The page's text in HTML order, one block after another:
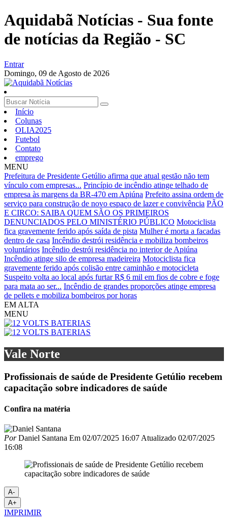
Aquidabã Notícias - Sua fonte
de notícias da Região - SC
Entrar
Domingo, 09 de Agosto de 2026
Início
Colunas
OLIA2025
Futebol
Contato
emprego
MENU
Prefeitura de Presidente Getúlio afirma que atual gestão não tem
vínculo com empresas... Princípio de incêndio atinge telhado de
empresa às margens da BR-470 em Apiúna Prefeito assina ordem de
serviço para construção de novo espaço de lazer e convivência PÃO
E CIRCO: SAIBA QUEM SÃO OS PRIMEIROS
DENUNCIADOS PELO MINISTÉRIO PÚBLICO Motociclista
fica gravemente ferido após saída de pista Mulher é morta a facadas
dentro de casa Incêndio destrói residência e mobiliza bombeiros
voluntários Incêndio destrói residência no interior de Apiúna
Incêndio atinge silo de empresa madeireira Motociclista fica
gravemente ferido após colisão entre caminhão e motocicleta
Suspeito volta ao local após furtar R$ 6 mil em fios de cobre e foge
para mata ao ser... Incêndio de grandes proporções atinge empresa
de pellets e mobiliza bombeiros por horas
EM ALTA
MENU
Vale Norte
Profissionais de saúde de Presidente Getúlio recebem
capacitação sobre indicadores de saúde
Confira na matéria
PorDaniel Santana Em 02/07/2025 16:07 Atualizado 02/07/2025
16:08
A-
A+
IMPRIMIR